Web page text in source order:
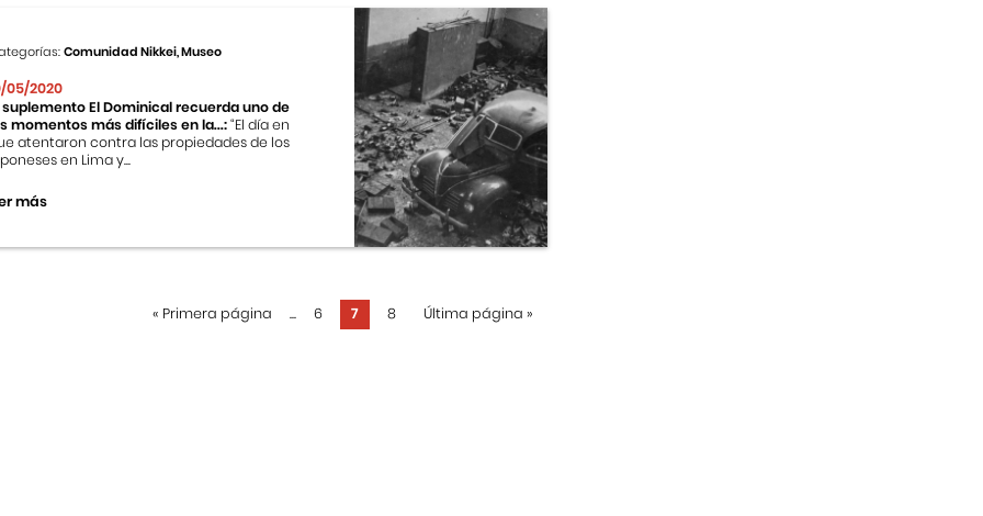
Comunidad Nikkei, Museo
05/2020
suplemento El Dominical recuerda uno de
momentos más difíciles en la...:“El día en
atentaron contra las propiedades de los
en Lima y...
más
« Primera página ... 6 7 8 Última página »